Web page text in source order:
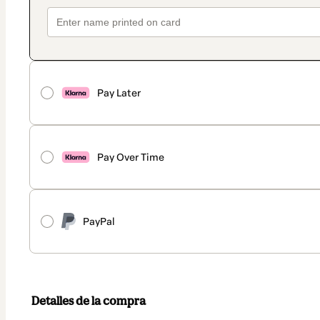
Pay Later
Pay Over Time
PayPal
Detalles de la compra